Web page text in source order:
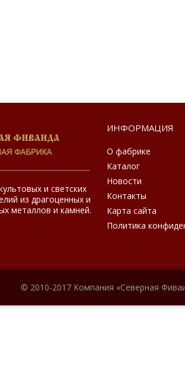
и светских
из драгоценных и
металлов и камней.
ИНФОРМАЦИЯ
О фабрике
Каталог
Новости
Контакты
Карта сайта
Политика
© 2010-2017 Компания «Северная